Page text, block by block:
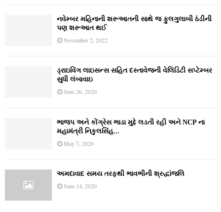
નવેમ્‍બર મહિનાની શરૂઆતની સાથે જ ફુલગુલાબી ઠંડીની
પણ શરૂઆત થઈ
November 2, 2022
ડ્રાઇવિંગ લાઇસન્સ સહિત દસ્તાવેજની વેલિડિટી સપ્ટેમ્બર
સુધી લંબાવાઇ
June 26, 2020
ભાજપ અને કોંગ્રેસ ભાડા મુદ્દે લડતી રહી અને NCP ના
મહામંત્રી નિકુલસિંહ...
May 7, 2020
અમદાવાદ સમય તરફથી ભાવભીની શ્રદ્ધાંજલિ
June 14, 2020